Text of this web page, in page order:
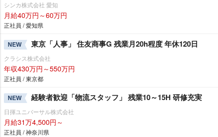
シンカ株式会社 愛知
月給40万円～60万円
正社員 / 愛知県
NEW 東京「人事」 住友商事G 残業月20h程度 年休120日
クラシス株式会社
年収430万円～550万円
正社員 / 東京都
NEW 経験者歓迎「物流スタッフ」 残業10～15H 研修充実
日揮ユニバーサル株式会社
月給31万4,500円～
正社員 / 神奈川県